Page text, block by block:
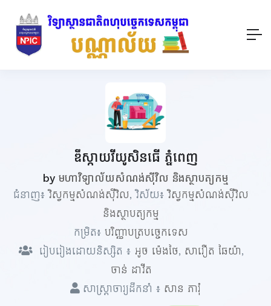
ឌឹស្កាយវីយូសិនធើ ភ្នំពេញ
by មហាវិទ្យាល័យសំណង់ស៊ីវិល និងស្ថាបត្យកម្ម
ជំនាញ៖វិស្វកម្មសំណង់ស៊ីវិល, វិស័យ៖វិស្វកម្មសំណង់ស៊ីវិល
និងស្ថាបត្យកម្ម
កម្រិត៖ បរិញ្ញាបត្របច្ចេកទេស
រៀបរៀងដោយនិស្សិត ៖ អូច ម៉េងថៃ, សារឿត ឆៃយ៉ា,
ចាន់ ដាវីត
សាស្ត្រាចារ្យដឹកនាំ ៖ សាន ភារុំ